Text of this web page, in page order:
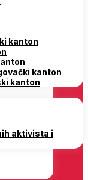
kanton
kanton
kanton
aktivista i